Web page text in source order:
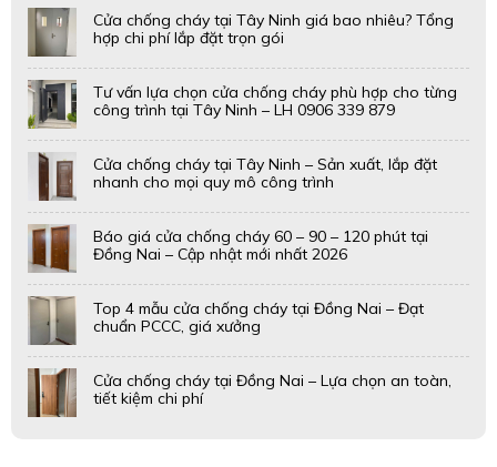
ANH DUONG FIRE DOOR PROTECTION CO.LTD
Công nghệ phòng cháy Ánh Dương là đơn vị chuyên sản xuất
cửa thép chống cháy; gia công sơn tĩnh điện; cung cấp, thi
công & lắp đặt hệ thống phòng cháy chữa cháy.
LIÊN HỆ VỚI CHÚNG TÔI
Địa chỉ: 1249B Quốc Lộ 1A, Phường An Lạc (quận Bình
Tân cũ), thành phố Hồ Chí Minh
Địa chỉ nhà máy : 27/36/25 Bùi Tư Toàn, phường An Lạc
(quận Bình Tân cũ), thành phố Hồ Chí Minh
Số điện thoại: 0888.868.879- 0833.868.879-0924.001.386